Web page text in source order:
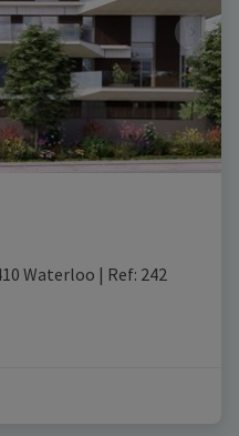
Waterloo | Ref: 242